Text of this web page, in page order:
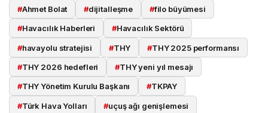
#Ahmet Bolat #dijitalleşme #filo büyümesi
#Havacılık Haberleri #Havacılık Sektörü
#havayolu stratejisi #THY #THY 2025 performansı
#THY 2026 hedefleri #THY yeni yıl mesajı
#THY Yönetim Kurulu Başkanı #TKPAY
#Türk Hava Yolları #uçuş ağı genişlemesi